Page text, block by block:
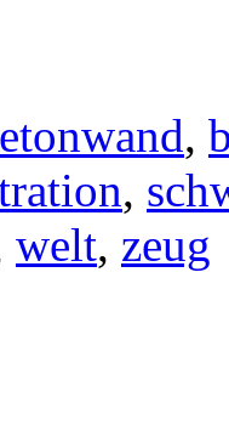
,
,
welt, zeug